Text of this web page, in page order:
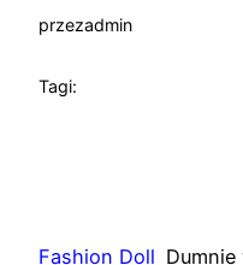
przezadmin
Tagi:
Fashion Doll